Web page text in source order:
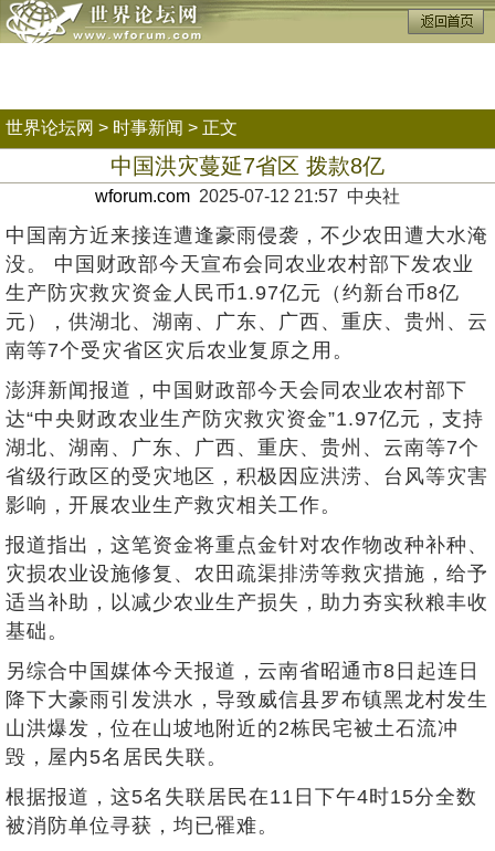
世界论坛网 > 时事新闻 > 正文
中国洪灾蔓延7省区 拨款8亿
wforum.com 2025-07-12 21:57 中央社
中国南方近来接连遭逢豪雨侵袭，不少农田遭大水淹
没。 中国财政部今天宣布会同农业农村部下发农业
生产防灾救灾资金人民币1.97亿元（约新台币8亿
元），供湖北、湖南、广东、广西、重庆、贵州、云
南等7个受灾省区灾后农业复原之用。
澎湃新闻报道，中国财政部今天会同农业农村部下
达“中央财政农业生产防灾救灾资金”1.97亿元，支持
湖北、湖南、广东、广西、重庆、贵州、云南等7个
省级行政区的受灾地区，积极因应洪涝、台风等灾害
影响，开展农业生产救灾相关工作。
报道指出，这笔资金将重点金针对农作物改种补种、
灾损农业设施修复、农田疏渠排涝等救灾措施，给予
适当补助，以减少农业生产损失，助力夯实秋粮丰收
基础。
另综合中国媒体今天报道，云南省昭通市8日起连日
降下大豪雨引发洪水，导致威信县罗布镇黑龙村发生
山洪爆发，位在山坡地附近的2栋民宅被土石流冲
毁，屋内5名居民失联。
根据报道，这5名失联居民在11日下午4时15分全数
被消防单位寻获，均已罹难。